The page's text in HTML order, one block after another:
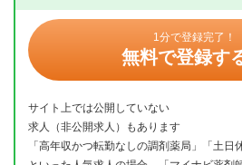
1分で登録完了！
無料で登録す
サイト上では公開していない
求人（非公開求人）もあります
「高年収かつ転勤なしの調剤薬局」「土日